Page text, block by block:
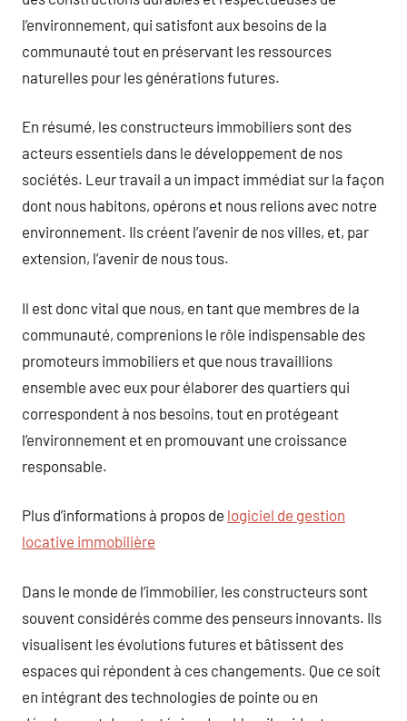
l’environnement, qui satisfont aux besoins de la
communauté tout en préservant les ressources
naturelles pour les générations futures.
En résumé, les constructeurs immobiliers sont des
acteurs essentiels dans le développement de nos
sociétés. Leur travail a un impact immédiat sur la façon
dont nous habitons, opérons et nous relions avec notre
environnement. Ils créent l’avenir de nos villes, et, par
extension, l’avenir de nous tous.
Il est donc vital que nous, en tant que membres de la
communauté, comprenions le rôle indispensable des
promoteurs immobiliers et que nous travaillions
ensemble avec eux pour élaborer des quartiers qui
correspondent à nos besoins, tout en protégeant
l’environnement et en promouvant une croissance
responsable.
Plus d’informations à propos de logiciel de gestion
locative immobilière
Dans le monde de l’immobilier, les constructeurs sont
souvent considérés comme des penseurs innovants. Ils
visualisent les évolutions futures et bâtissent des
espaces qui répondent à ces changements. Que ce soit
en intégrant des technologies de pointe ou en